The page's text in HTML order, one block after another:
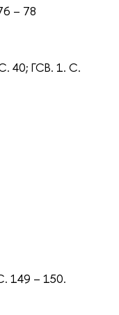
– 78
40; ГСВ. 1. С.
149 – 150.